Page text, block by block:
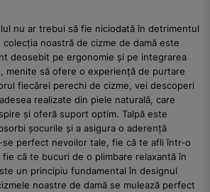
nu ar trebui să fie niciodată în detrimentul
noastră de cizme de damă este
deosebit pe ergonomie și pe integrarea
menite să ofere o experiență de purtare
fiecărei perechi de cizme, vei descoperi
realizate din piele naturală, care
și oferă suport optim. Talpă este
șocurile și a asigura o aderență
perfect nevoilor tale, fie că te afli într-o
fie că te bucuri de o plimbare relaxantă în
un principiu fundamental în designul
noastre de damă se mulează perfect